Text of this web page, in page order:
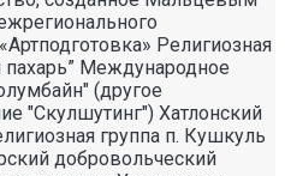
Религиозная
Международное
(другое
"Скулшутинг") Хатлонский
группа п. Кушкуль
добровольческий